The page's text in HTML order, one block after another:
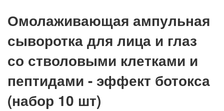
Омолаживающая ампульная
сыворотка для лица и глаз
со стволовыми клетками и
пептидами - эффект ботокса
(набор 10 шт)